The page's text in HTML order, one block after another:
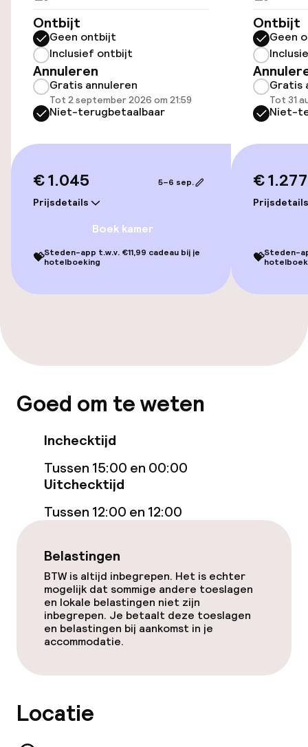
Toegankelijkheid
Lift
Terras
Eet- en drinkgelegenheden
Eet- en drinkdiensten
Ontbijtbuffet
Diner à la carte
Roomservice
Dieetopties
Glutenvrije opties
Faciliteiten en diensten voor kinderen
Ontbijt
Geen ontbijt
Inclusief ontbijt
Annuleren
Gratis annuleren
Tot 2 september 2026 om 21:59
Niet-terugbetaalbaar
€ 1.045
Prijsdetails
5–6 sep.
Boek kamer
💝Steden-app t.w.v. €11,99 cadeau bij je
hotelboeking
Ontbijt
Geen
Gratis
Tot 31
Niet-
€ 1.277
Prijsdetails
💝Steden-
Goed om te weten
Inchecktijd
Tussen 15:00 en 00:00
Uitchecktijd
Tussen 12:00 en 12:00
Belastingen
BTW is altijd inbegrepen. Het is echter
mogelijk dat sommige andere toeslagen
en lokale belastingen niet zijn
inbegrepen. Je betaalt deze toeslagen
en belastingen bij aankomst in je
accommodatie.
Locatie